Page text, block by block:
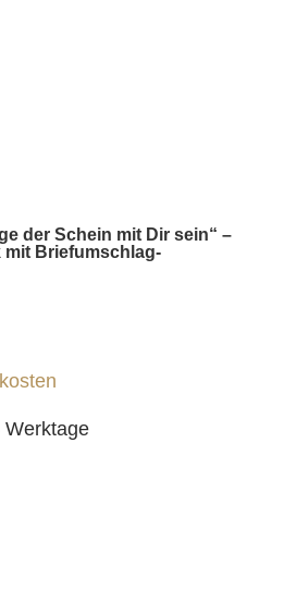
der Schein mit Dir sein“ –
mit Briefumschlag-
Werktage